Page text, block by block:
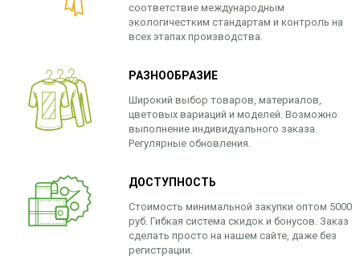
соответствие международным
экологичестким стандартам и контроль на
всех этапах производства.
РАЗНООБРАЗИЕ
Широкий выбор товаров, материалов,
цветовых вариаций и моделей. Возможно
выполнение индивидуального заказа.
Регулярные обновления.
ДОСТУПНОСТЬ
Стоимость минимальной закупки оптом 5000
руб. Гибкая система скидок и бонусов. Заказ
сделать просто на нашем сайте, даже без
регистрации.